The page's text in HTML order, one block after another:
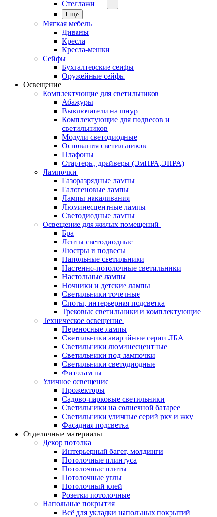
Стеллажи
Еще
Мягкая мебель
Диваны
Кресла
Кресла-мешки
Сейфы
Бухгалтерские сейфы
Оружейные сейфы
Освещение
Комплектующие для светильников
Абажуры
Выключатели на шнур
Комплектующие для подвесов и
светильников
Модули светодиодные
Основания светильников
Плафоны
Стартеры, драйверы (ЭмПРА,ЭПРА)
Лампочки
Газоразрядные лампы
Галогеновые лампы
Лампы накаливания
Люминесцентные лампы
Светодиодные лампы
Освещение для жилых помещений
Бра
Ленты светодиодные
Люстры и подвесы
Напольные светильники
Настенно-потолочные светильники
Настольные лампы
Ночники и детские лампы
Светильники точечные
Споты, интерьерная подсветка
Трековые светильники и комплектующие
Техническое освещение
Переносные лампы
Светильники аварийные серии ЛБА
Светильники люминесцентные
Светильники под лампочки
Светильники светодиодные
Фитолампы
Уличное освещение
Прожекторы
Садово-парковые светильники
Светильники на солнечной батарее
Светильники уличные серий рку и жку
Фасадная подсветка
Отделочные материалы
Декор потолка
Интерьерный багет, молдинги
Потолочные плинтуса
Потолочные плиты
Потолочные углы
Потолочный клей
Розетки потолочные
Напольные покрытия
Всё для укладки напольных покрытий